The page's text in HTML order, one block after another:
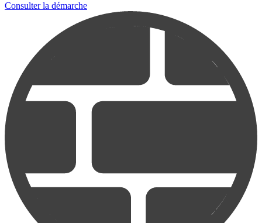
Consulter la démarche